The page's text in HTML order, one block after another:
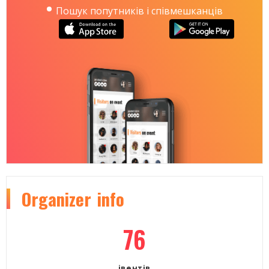
Пошук попутників і співмешканців
Organizer info
76